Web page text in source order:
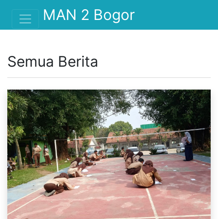
MAN 2 Bogor
Semua Berita